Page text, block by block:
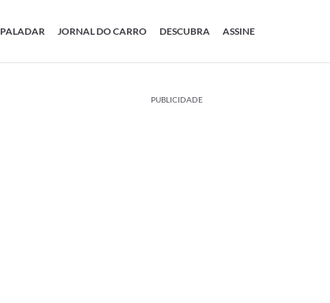
PALADAR JORNAL DO CARRO DESCUBRA ASSINE
PUBLICIDADE